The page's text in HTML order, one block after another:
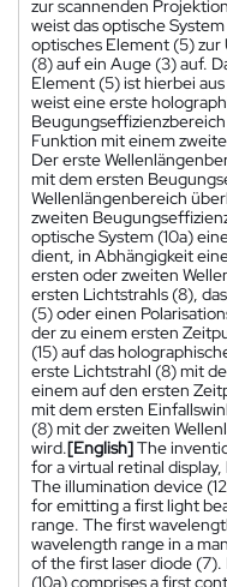
zur scannenden
weist das optische
optisches Element (5)
(8) auf ein Auge (3) auf.
Element (5) ist hierbei
weist eine erste
Funktion mit einem
Der erste
mit dem ersten
Wellenlängenbereich
zweiten
optische System (10a)
dient, in Abhängigkeit
ersten oder zweiten
ersten Lichtstrahls (8),
(5) oder einen
der zu einem ersten
(15) auf das
erste Lichtstrahl (8) mit
einem auf den ersten
mit dem ersten
(8) mit der zweiten
wird.[English]The
for a virtual retinal
The illumination device
for emitting a first light
range. The first
wavelength range in a
of the first laser diode
(10a) comprises a first